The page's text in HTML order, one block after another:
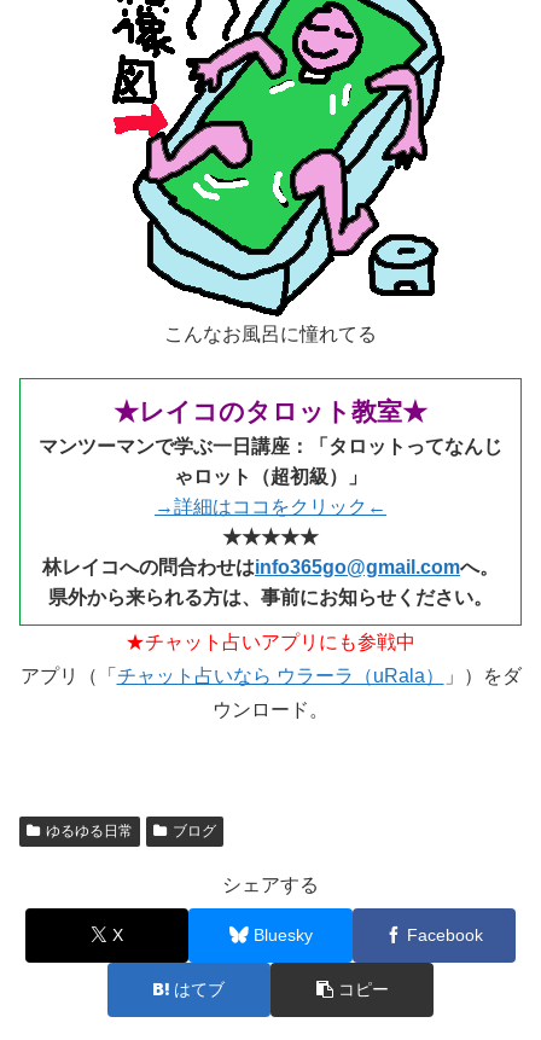
こんなお風呂に憧れてる
★レイコのタロット教室★
マンツーマンで学ぶ一日講座：「タロットってなんじ
ゃロット（超初級）」
→詳細はココをクリック←
★★★★★
林レイコへの問合わせはinfo365go@gmail.comへ。
県外から来られる方は、事前にお知らせください。
★チャット占いアプリにも参戦中
アプリ（「 チャット占いなら ウラーラ（uRala）
」）をダ
ウンロード。
ゆるゆる日常 ブログ
シェアする
X Bluesky Facebook
はてブ コピー